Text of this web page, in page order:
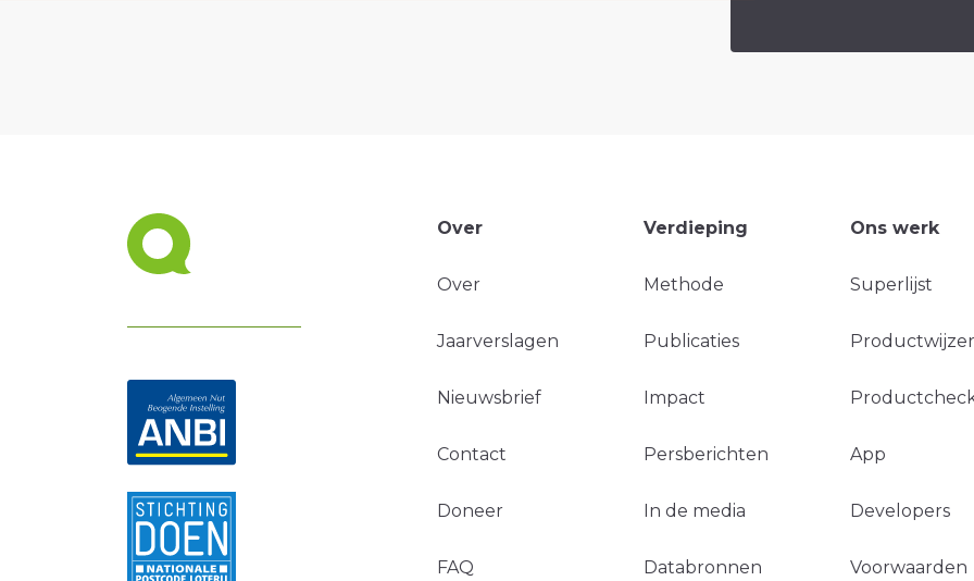
Over
Over
Jaarverslagen
Nieuwsbrief
Contact
Doneer
FAQ
Verdieping
Methode
Publicaties
Impact
Persberichten
In de media
Databronnen
Ons werk
Superlijst
App
Developers
Voorwaarden